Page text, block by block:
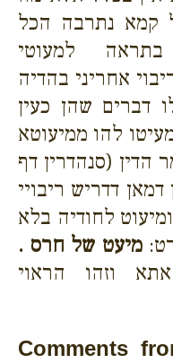
קמא נתרבה הכל
למעוטי
אחריני בהדיה
דברים שהן כעין
להו ממיעוטא
הדין (סנהדרין דף
דדריש ריבויי
לחודיה בלא
מיעט של חרס .
וזהו הראוי
Comments